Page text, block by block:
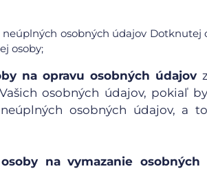
osobných údajov
osoby;
na opravu osobných údajov
osobných údajov, pokiaľ
osobných údajov, a
na vymazanie osobných